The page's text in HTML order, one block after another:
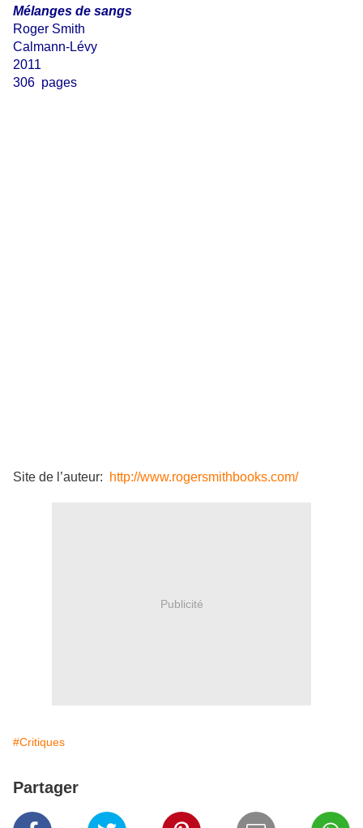
Mélanges de sangs
Roger Smith
Calmann-Lévy
2011
306 pages
Site de l’auteur: http://www.rogersmithbooks.com/
Publicité
#Critiques
Partager